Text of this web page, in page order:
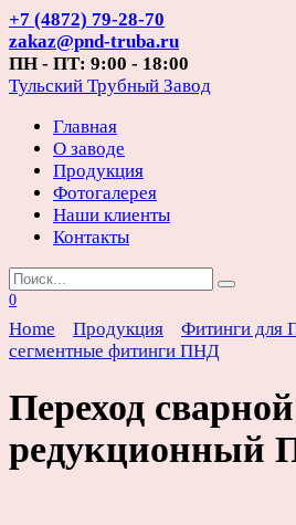
Перейти
к
содержанию
+7 (4872) 79-28-70
zakaz@pnd-truba.ru
ПН - ПТ: 9:00 - 18:00
Тульский Трубный Завод
Главная
О заводе
Продукция
Фотогалерея
Наши клиенты
Контакты
Search
for:
0
Home Продукция Фитинги для
сегментные фитинги ПНД
Переход сварной
редукционный